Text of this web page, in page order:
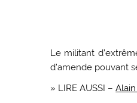
Le militant
d’amende pouvant
» LIRE AUSSI –